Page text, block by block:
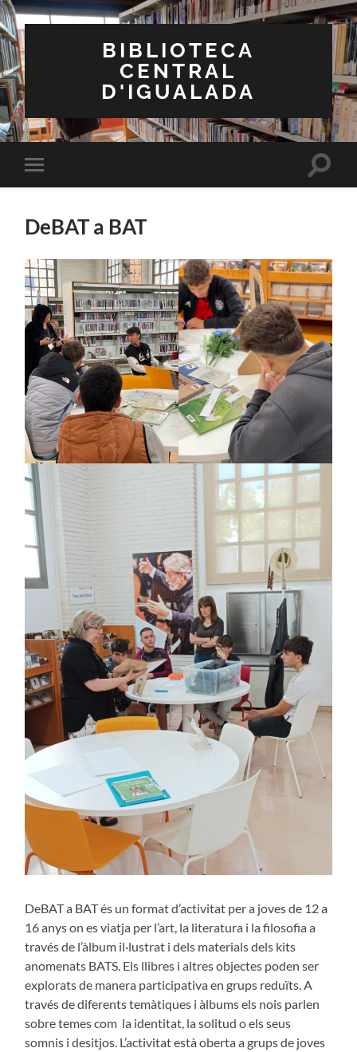
BIBLIOTECA
CENTRAL
D'IGUALADA
Toggle
mobile
Toggle
DeBAT a BAT
DeBAT a BAT és un format d’activitat per a joves de 12 a
16 anys on es viatja per l’art, la literatura i la filosofia a
través de l’àlbum il·lustrat i dels materials dels kits
anomenats BATS. Els llibres i altres objectes poden ser
explorats de manera participativa en grups reduïts. A
través de diferents temàtiques i àlbums els nois parlen
sobre temes com la identitat, la solitud o els seus
somnis i desitjos. L’activitat està oberta a grups de joves